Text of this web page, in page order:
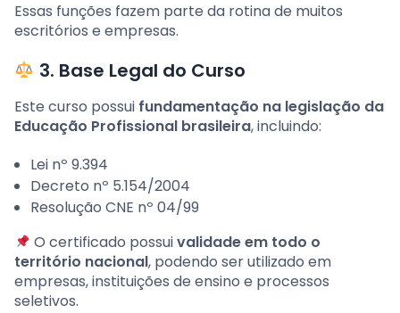
Essas funções fazem parte da rotina de muitos
escritórios e empresas.
3. Base Legal do Curso
Este curso possui fundamentação na legislação da
Educação Profissional brasileira, incluindo:
Lei nº 9.394
Decreto nº 5.154/2004
Resolução CNE nº 04/99
O certificado possuivalidade em todo o
território nacional, podendo ser utilizado em
empresas, instituições de ensino e processos
seletivos.